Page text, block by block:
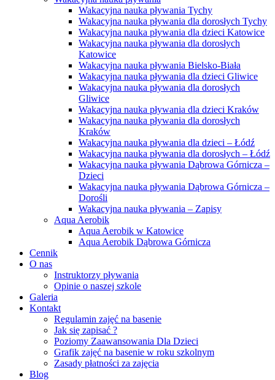
Wakacyjna nauka pływania Tychy
Wakacyjna nauka pływania dla dorosłych Tychy
Wakacyjna nauka pływania dla dzieci Katowice
Wakacyjna nauka pływania dla dorosłych
Katowice
Wakacyjna nauka pływania Bielsko-Biała
Wakacyjna nauka pływania dla dzieci Gliwice
Wakacyjna nauka pływania dla dorosłych
Gliwice
Wakacyjna nauka pływania dla dzieci Kraków
Wakacyjna nauka pływania dla dorosłych
Kraków
Wakacyjna nauka pływania dla dzieci – Łódź
Wakacyjna nauka pływania dla dorosłych – Łódź
Wakacyjna nauka pływania Dąbrowa Górnicza –
Dzieci
Wakacyjna nauka pływania Dąbrowa Górnicza –
Dorośli
Wakacyjna nauka pływania – Zapisy
Aqua Aerobik
Aqua Aerobik w Katowice
Aqua Aerobik Dąbrowa Górnicza
Cennik
O nas
Instruktorzy pływania
Opinie o naszej szkole
Galeria
Kontakt
Regulamin zajęć na basenie
Jak się zapisać ?
Poziomy Zaawansowania Dla Dzieci
Grafik zajęć na basenie w roku szkolnym
Zasady płatności za zajęcia
Blog